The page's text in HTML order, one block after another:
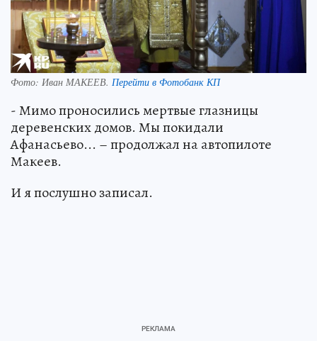
Фото: Иван МАКЕЕВ. Перейти в Фотобанк КП
- Мимо проносились мертвые глазницы
деревенских домов. Мы покидали
Афанасьево... – продолжал на автопилоте
Макеев.
И я послушно записал.